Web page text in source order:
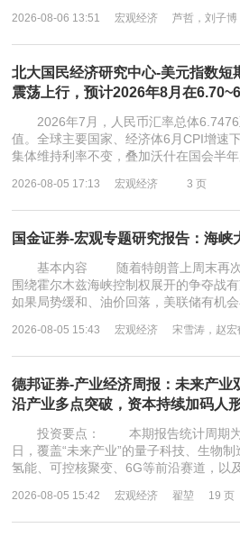
2026-08-06 13:51 宏观经济 芦哲，刘子博
北大国民经济研究中心-美元指数短
震荡上行，预计2026年8月在
2026年7月，人民币汇率总体6.7476
值。全球主要国家、经济体6月CPI增速
集体维持利率不变，叠加沃什在国会半
2026-08-05 17:13 宏观经济 3 页
国金证券-宏观专题研究报告：海峡
基本内容 随着特朗普上周末再次
围绕霍尔木兹海峡控制权展开的争夺战
如果局势缓和、油价回落，美联储有机
2026-08-05 15:43 宏观经济 宋雪涛，赵宏
德邦证券-产业经济周报：未来产业
沿产业多点突破，资本持续加码人
投资要点： 本期报告统计周期为
日，覆盖“未来产业”的量子科技、生物制
氢能、可控核聚变、6G等前沿赛道，以
2026-08-05 15:42 宏观经济 翟堃 19 页